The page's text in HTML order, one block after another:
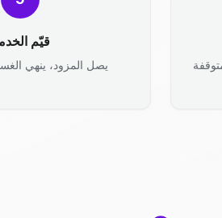
قيّم
يصل المزود، ينهي